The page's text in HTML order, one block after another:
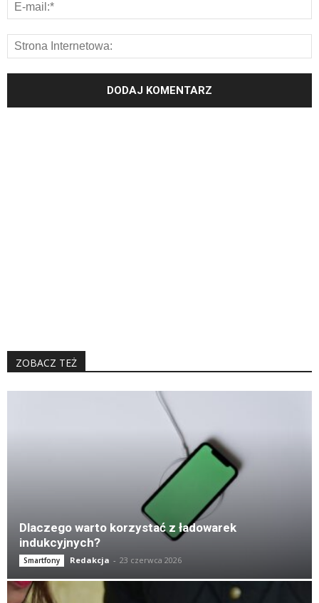
ZOBACZ TEŻ
Dlaczego warto korzystać z ładowarek
indukcyjnych?
Smartfony Redakcja - 23 czerwca 2026